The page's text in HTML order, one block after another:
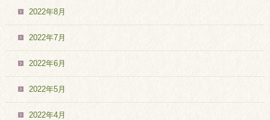
2022年8月
2022年7月
2022年6月
2022年5月
2022年4月